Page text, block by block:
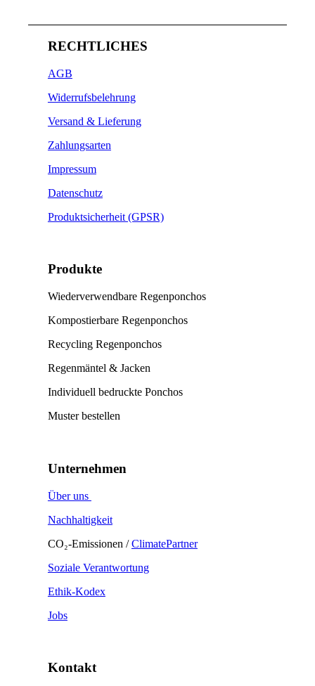
RECHTLICHES
AGB
Widerrufsbelehrung
Versand & Lieferung
Zahlungsarten
Impressum
Datenschutz
Produktsicherheit (GPSR)
Produkte
Wiederverwendbare Regenponchos
Kompostierbare Regenponchos
Recycling Regenponchos
Regenmäntel & Jacken
Individuell bedruckte Ponchos
Muster bestellen
Unternehmen
Über uns
Nachhaltigkeit
CO₂-Emissionen /ClimatePartner
Soziale Verantwortung
Ethik-Kodex
Jobs
Kontakt